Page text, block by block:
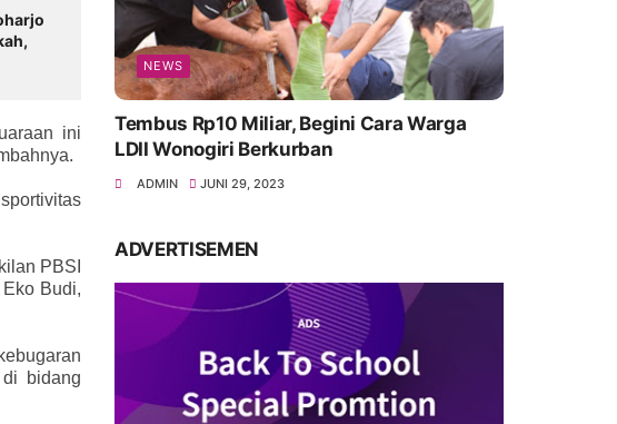
ini
PBSI
Budi,
bidang
NEWS
Tembus Rp10 Miliar, Begini Cara Warga
LDII Wonogiri Berkurban
ADMIN JUNI 29, 2023
ADVERTISEMEN